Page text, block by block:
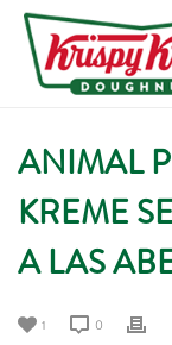
ANIMAL
KREME
A LAS
1 0